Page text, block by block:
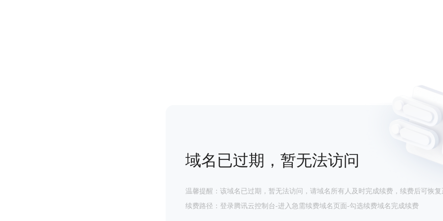
域名已过期，暂无法访问
温馨提醒：该域名已过期，暂无法访问，请域名所有人及时完成续费，续费后可恢复
续费路径：登录腾讯云控制台-进入急需续费域名页面-勾选续费域名完成续费